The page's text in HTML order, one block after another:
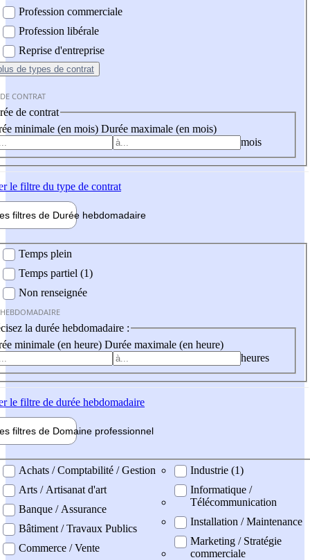
Profession commerciale
Profession libérale
Reprise d'entreprise
de types de contrat
CONTRAT
de contrat
minimale (en mois) Durée maximale (en mois)
mois
le filtre du type de contrat
filtres de Durée hebdomadaire
Temps plein
Temps partiel (1)
Non renseignée
la durée hebdomadaire :
minimale (en heure) Durée maximale (en heure)
heures
le filtre de durée hebdomadaire
filtres de Domaine professionnel
professionel
Achats / Comptabilité / Gestion
Arts / Artisanat d'art
Banque / Assurance
Bâtiment / Travaux Publics
Commerce / Vente
Industrie (1)
Informatique /
Télécommunication
Installation / Maintenance
Marketing / Stratégie
commerciale